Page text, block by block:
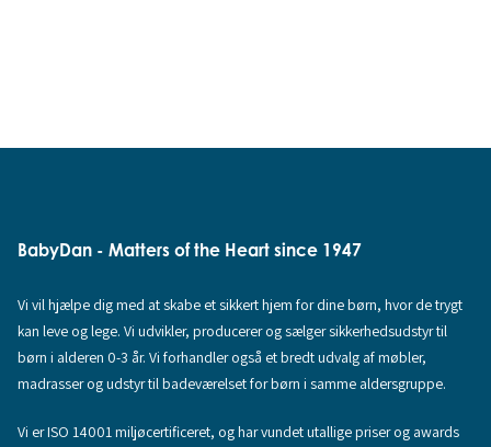
BabyDan - Matters of the Heart since 1947
Vi vil hjælpe dig med at skabe et sikkert hjem for dine børn, hvor de trygt
kan leve og lege. Vi udvikler, producerer og sælger sikkerhedsudstyr til
børn i alderen 0-3 år. Vi forhandler også et bredt udvalg af møbler,
madrasser og udstyr til badeværelset for børn i samme aldersgruppe.
Vi er ISO 14001 miljøcertificeret, og har vundet utallige priser og awards